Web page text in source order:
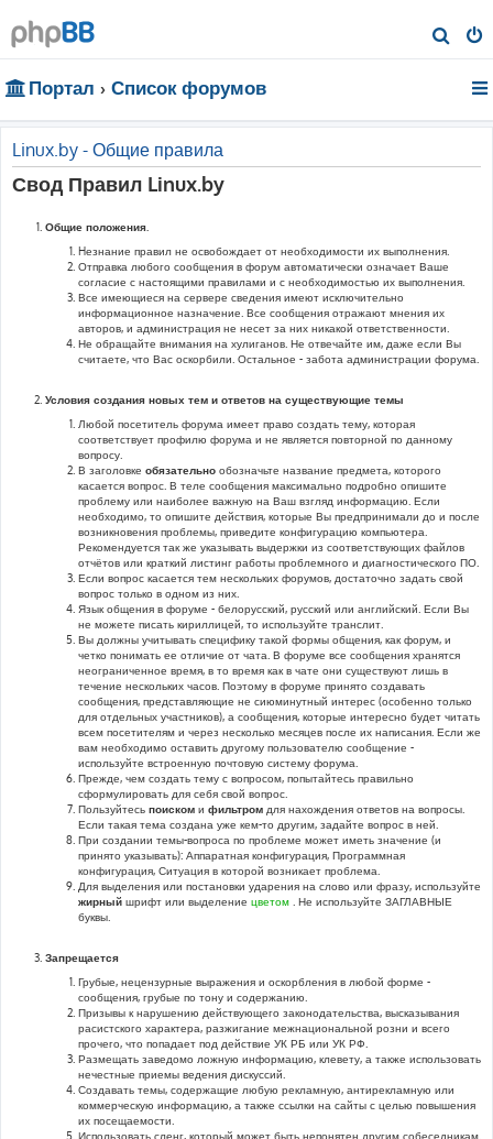
о
Портал Список форумов
Linux.by - Общие правила
Свод Правил Linux.by
Общие положения.
Hезнание правил не освобождает от необходимости их выполнения.
Отправка любого сообщения в форум автоматически означает Ваше
согласие с настоящими правилами и с необходимостью их выполнения.
Все имеющиеся на сервере сведения имеют исключительно
информационное назначение. Все сообщения отражают мнения их
авторов, и администрация не несет за них никакой ответственности.
Не обращайте внимания на хулиганов. Не отвечайте им, даже если Вы
считаете, что Вас оскорбили. Остальное - забота администрации форума.
Условия создания новых тем и ответов на существующие темы
Любой посетитель форума имеет право создать тему, которая
соответствует профилю форума и не является повторной по данному
вопросу.
В заголовке обязательно обозначьте название предмета, которого
касается вопрос. В теле сообщения максимально подробно опишите
проблему или наиболее важную на Ваш взгляд информацию. Если
необходимо, то опишите действия, которые Вы предпринимали до и после
возникновения проблемы, приведите конфигурацию компьютера.
Рекомендуется так же указывать выдержки из соответствующих файлов
отчётов или краткий листинг работы проблемного и диагностического ПО.
Если вопрос касается тем нескольких форумов, достаточно задать свой
вопрос только в одном из них.
Язык общения в форуме - белорусский, русский или английский. Если Вы
не можете писать кириллицей, то используйте транслит.
Вы должны учитывать специфику такой формы общения, как форум, и
четко понимать ее отличие от чата. В форуме все сообщения хранятся
неограниченное время, в то время как в чате они существуют лишь в
течение нескольких часов. Поэтому в форуме принято создавать
сообщения, представляющие не сиюминутный интерес (особенно только
для отдельных участников), а сообщения, которые интересно будет читать
всем посетителям и через несколько месяцев после их написания. Если же
вам необходимо оставить другому пользователю сообщение -
используйте встроенную почтовую систему форума.
Прежде, чем создать тему с вопросом, попытайтесь правильно
сформулировать для себя свой вопрос.
Пользуйтесь поиском и фильтром для нахождения ответов на вопросы.
Если такая тема создана уже кем-то другим, задайте вопрос в ней.
При создании темы-вопроса по проблеме может иметь значение (и
принято указывать): Аппаратная конфигурация, Программная
конфигурация, Ситуация в которой возникает проблема.
Для выделения или постановки ударения на слово или фразу, используйте
жирный шрифт или выделение цветом . Не используйте ЗАГЛАВНЫЕ
буквы.
Запрещается
Грубые, нецензурные выражения и оскорбления в любой форме -
сообщения, грубые по тону и содержанию.
Призывы к нарушению действующего законодательства, высказывания
расистского характера, разжигание межнациональной розни и всего
прочего, что попадает под действие УК РБ или УК РФ.
Размещать заведомо ложную информацию, клевету, а также использовать
нечестные приемы ведения дискуссий.
Создавать темы, содержащие любую рекламную, антирекламную или
коммерческую информацию, а также ссылки на сайты с целью повышения
их посещаемости.
Использовать сленг, который может быть непонятен другим собеседникам.